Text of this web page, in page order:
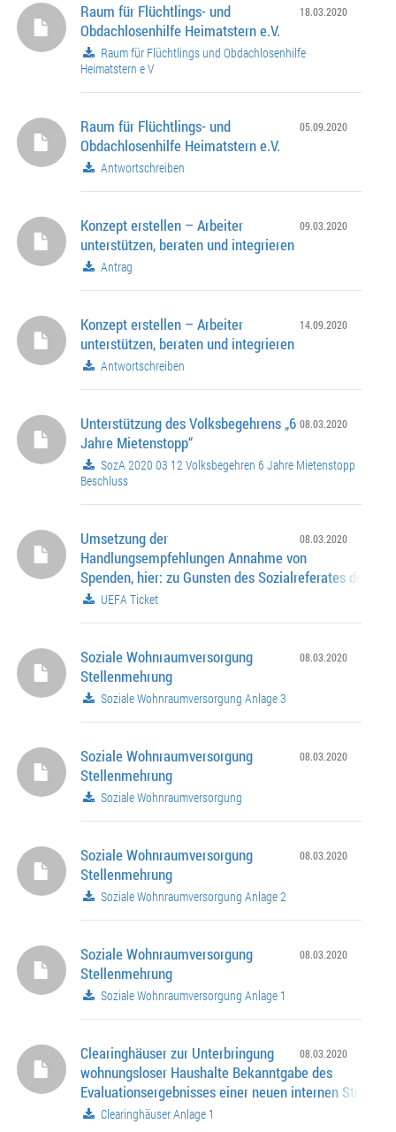
18.03.2020
Raum für Flüchtlings- und
Obdachlosenhilfe Heimatstern e.V.
Raum für Flüchtlings und Obdachlosenhilfe
Heimatstern e V
05.09.2020
Raum für Flüchtlings- und
Obdachlosenhilfe Heimatstern e.V.
Antwortschreiben
09.03.2020
Konzept erstellen – Arbeiter
unterstützen, beraten und integrieren
Antrag
14.09.2020
Konzept erstellen – Arbeiter
unterstützen, beraten und integrieren
Antwortschreiben
08.03.2020
Unterstützung des Volksbegehrens „6
Jahre Mietenstopp“
SozA 2020 03 12 Volksbegehren 6 Jahre Mietenstopp
Beschluss
08.03.2020
Umsetzung der
Handlungsempfehlungen Annahme von
Spenden, hier: zu Gunsten des Sozialreferates der
Landeshauptstadt München
UEFA Ticket
08.03.2020
Soziale Wohnraumversorgung
Stellenmehrung
Soziale Wohnraumversorgung Anlage 3
08.03.2020
Soziale Wohnraumversorgung
Stellenmehrung
Soziale Wohnraumversorgung
08.03.2020
Soziale Wohnraumversorgung
Stellenmehrung
Soziale Wohnraumversorgung Anlage 2
08.03.2020
Soziale Wohnraumversorgung
Stellenmehrung
Soziale Wohnraumversorgung Anlage 1
08.03.2020
Clearinghäuser zur Unterbringung
wohnungsloser Haushalte Bekanntgabe des
Evaluationsergebnisses einer neuen internen Struktur
städtischen Clearinghäuser und der überarbeiteten
Clearinghäuser Anlage 1